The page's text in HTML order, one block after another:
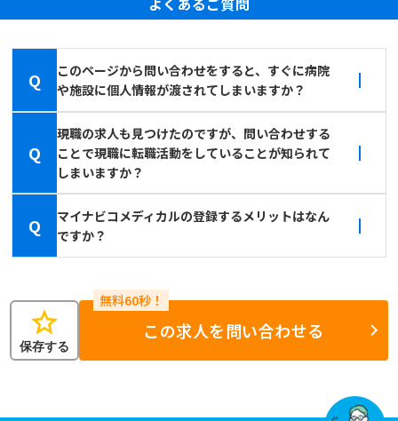
Q
このページから問い合わせをすると、すぐに病院
や施設に個人情報が渡されてしまいますか？
Q
現職の求人も見つけたのですが、問い合わせする
ことで現職に転職活動をしていることが知られて
しまいますか？
Q
マイナビコメディカルの登録するメリットはなん
ですか？
star
保存する
この求人を問い合わせる